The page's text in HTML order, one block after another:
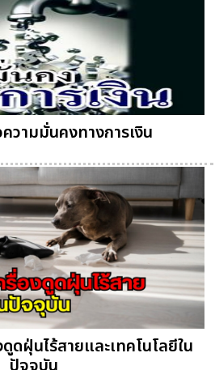
วามมั่นคงทางการเงิน
ดฝุ่นไร้สายและเทคโนโลยีใน